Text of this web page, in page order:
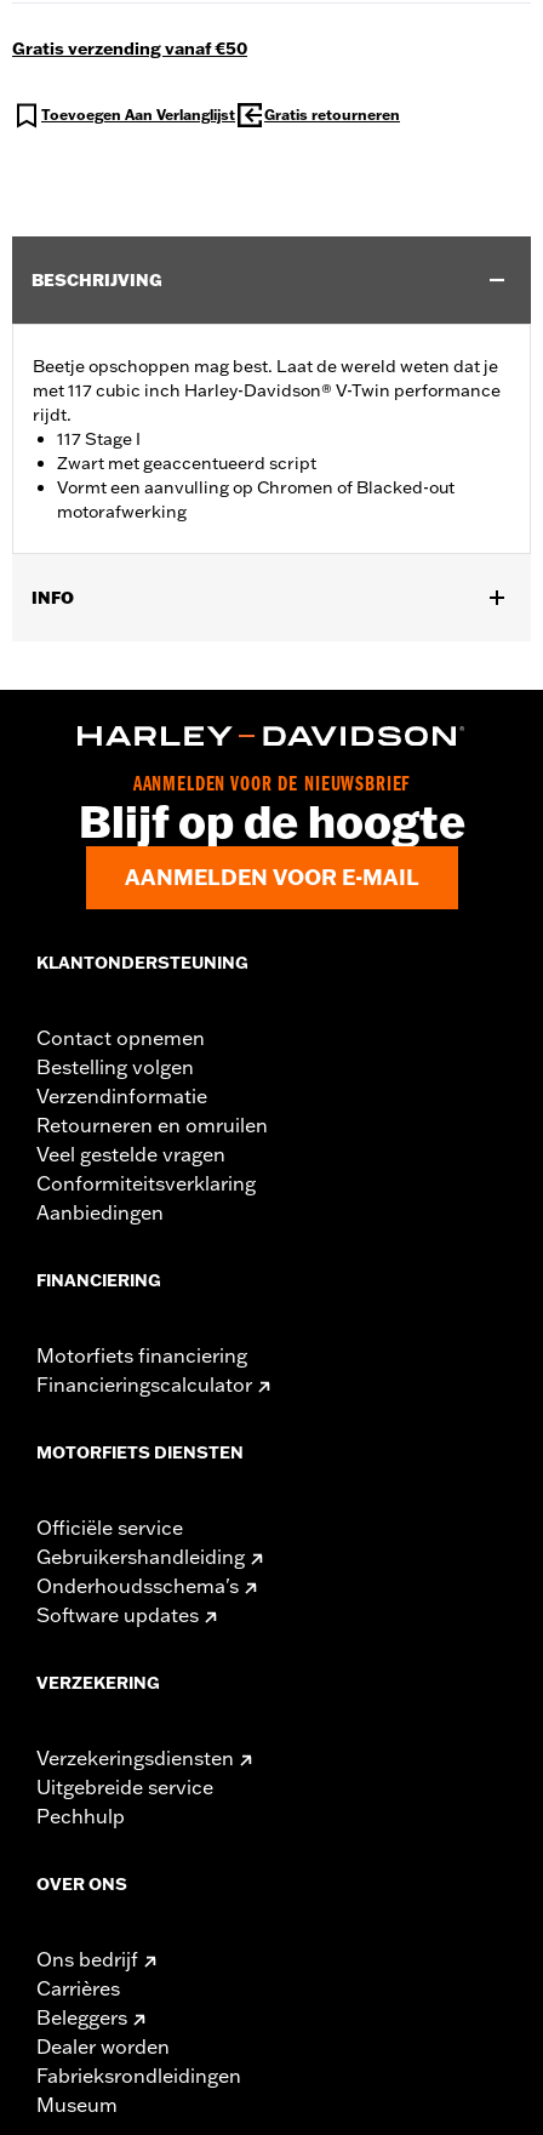
Gratis verzending vanaf €50
Toevoegen Aan Verlanglijst Gratis retourneren
BESCHRIJVING
Beetje opschoppen mag best. Laat de wereld weten dat je
met 117 cubic inch Harley-Davidson® V-Twin performance
rijdt.
117 Stage I
Zwart met geaccentueerd script
Vormt een aanvulling op Chromen of Blacked-out
motorafwerking
INFO
GARANTIE:1 jaar beperkte garantie - Ga naarwww.h-
AANMELDEN VOOR DE NIEUWSBRIEF
Blijf op de hoogte
AANMELDEN VOOR E-MAIL
KLANTONDERSTEUNING
Contact opnemen
Bestelling volgen
Verzendinformatie
Retourneren en omruilen
Veel gestelde vragen
Conformiteitsverklaring
Aanbiedingen
FINANCIERING
Motorfiets financiering
Financieringscalculator
MOTORFIETS DIENSTEN
Officiële service
Gebruikershandleiding
Onderhoudsschema's
Software updates
VERZEKERING
Verzekeringsdiensten
Uitgebreide service
Pechhulp
OVER ONS
Ons bedrijf
Carrières
Beleggers
Dealer worden
Fabrieksrondleidingen
Museum